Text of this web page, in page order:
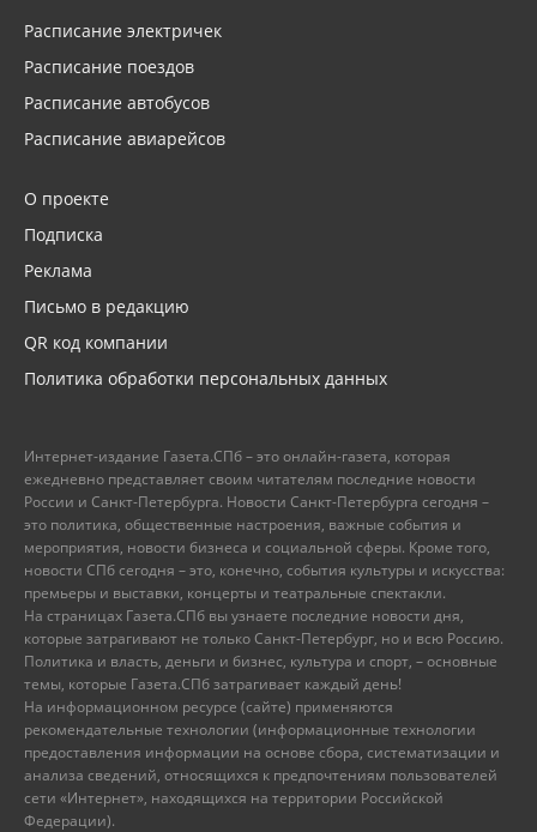
Расписание электричек
Расписание поездов
Расписание автобусов
Расписание авиарейсов
О проекте
Подписка
Реклама
Письмо в редакцию
QR код компании
Политика обработки персональных данных
Интернет-издание Газета.СПб – это онлайн-газета, которая
ежедневно представляет своим читателям последние новости
России и Санкт-Петербурга. Новости Санкт-Петербурга сегодня –
это политика, общественные настроения, важные события и
мероприятия, новости бизнеса и социальной сферы. Кроме того,
новости СПб сегодня – это, конечно, события культуры и искусства:
премьеры и выставки, концерты и театральные спектакли.
На страницах Газета.СПб вы узнаете последние новости дня,
которые затрагивают не только Санкт-Петербург, но и всю Россию.
Политика и власть, деньги и бизнес, культура и спорт, – основные
темы, которые Газета.СПб затрагивает каждый день!
На информационном ресурсе (сайте) применяются
рекомендательные технологии (информационные технологии
предоставления информации на основе сбора, систематизации и
анализа сведений, относящихся к предпочтениям пользователей
сети «Интернет», находящихся на территории Российской
Федерации).